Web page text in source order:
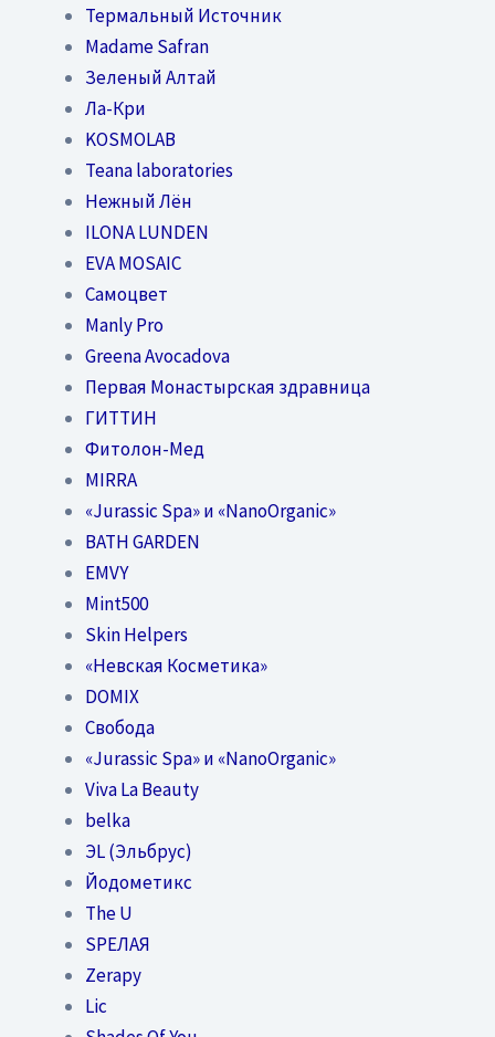
Термальный Источник
Madame Safran
Зеленый Алтай
Ла-Кри
KOSMOLAB
Teana laboratories
Нежный Лён
ILONA LUNDEN
EVA MOSAIC
Самоцвет
Manly Pro
Greena Avocadova
Первая Монастырская здравница
ГИТТИН
Фитолон-Мед
MIRRA
«Jurassic Spa» и «NanoOrganic»
BATH GARDEN
EMVY
Mint500
Skin Helpers
«Невская Косметика»
DOMIX
Свобода
«Jurassic Spa» и «NanoOrganic»
Viva La Beauty
belka
ЭL (Эльбрус)
Йодометикс
The U
SPEЛАЯ
Zerapy
Lic